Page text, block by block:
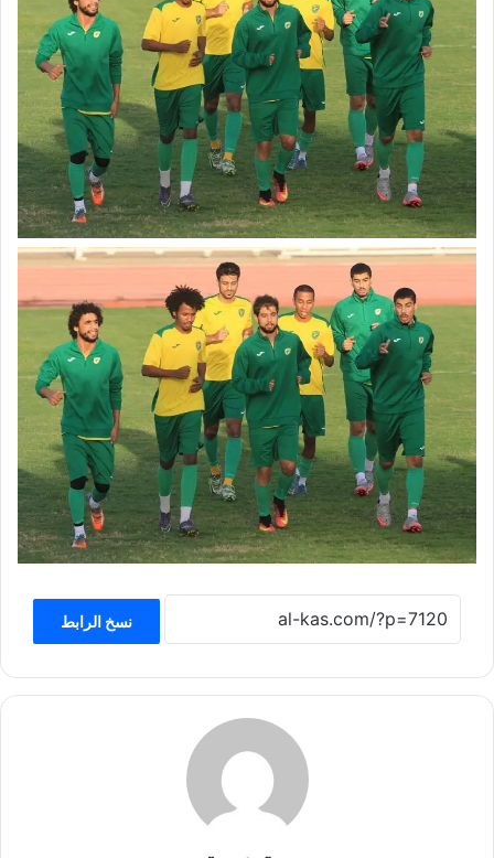
نسخ الرابط